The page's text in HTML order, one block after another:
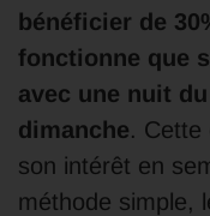
bénéficier de
fonctionne que
avec une nuit
dimanche. Cette
son intérêt en
méthode simple,